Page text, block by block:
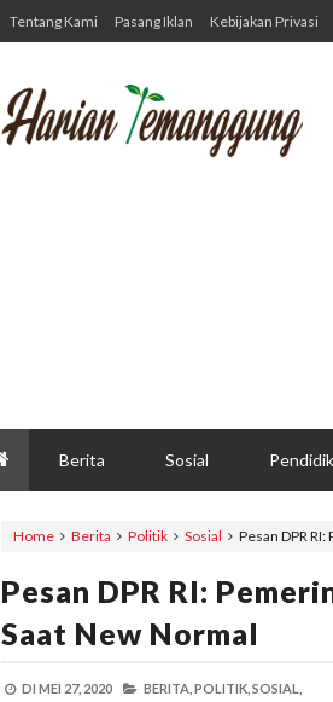
Tentang Kami Pasang Iklan Kebijakan Privasi
Berita Sosial
Home Berita Politik Sosial Pesan DPR
Pesan DPR RI:
Saat New Normal
DI MEI 27, 2020 BERITA, POLITIK, SOSIAL,